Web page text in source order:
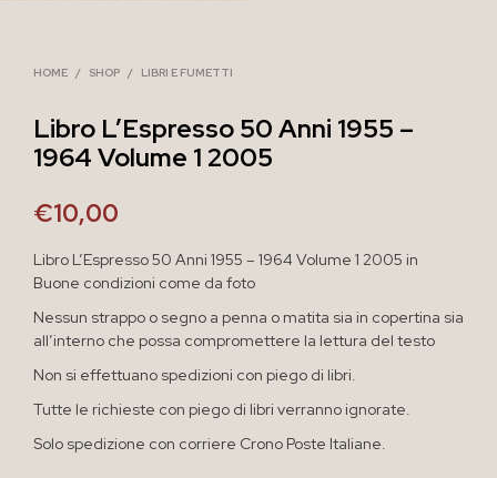
HOME / SHOP / LIBRI E FUMETTI
Libro L’Espresso 50 Anni 1955 –
1964 Volume 1 2005
€10,00
Libro L’Espresso 50 Anni 1955 – 1964 Volume 1 2005 in
Buone condizioni come da foto
Nessun strappo o segno a penna o matita sia in copertina sia
all’interno che possa compromettere la lettura del testo
Non si effettuano spedizioni con piego di libri.
Tutte le richieste con piego di libri verranno ignorate.
Solo spedizione con corriere Crono Poste Italiane.